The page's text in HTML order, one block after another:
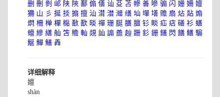
删 刪 剼 邖 陕 陝 鄯 傓 僐 讪 芟 苫 幓 善 嘇 骟 闪 姗 姍 嬗
狦 山 彡 挻 掞 搧 擅 汕 潸 澘 灗 缮 圸 墠 墡 赡 扇 炶 煔 煽
熌 柵 椫 樿 檆 敾 歚 晱 禪 珊 脠 膳 膻 钐 睒 疝 痁 磰 衫 蟮
蟺 縿 繕 舢 笘 贍 軕 覢 訕 謆 譱 赸 跚 釤 銏 鐥 閃 饍 鳝 騸
鯅 鱓 鱔 羴
详细解释
嬗
shàn